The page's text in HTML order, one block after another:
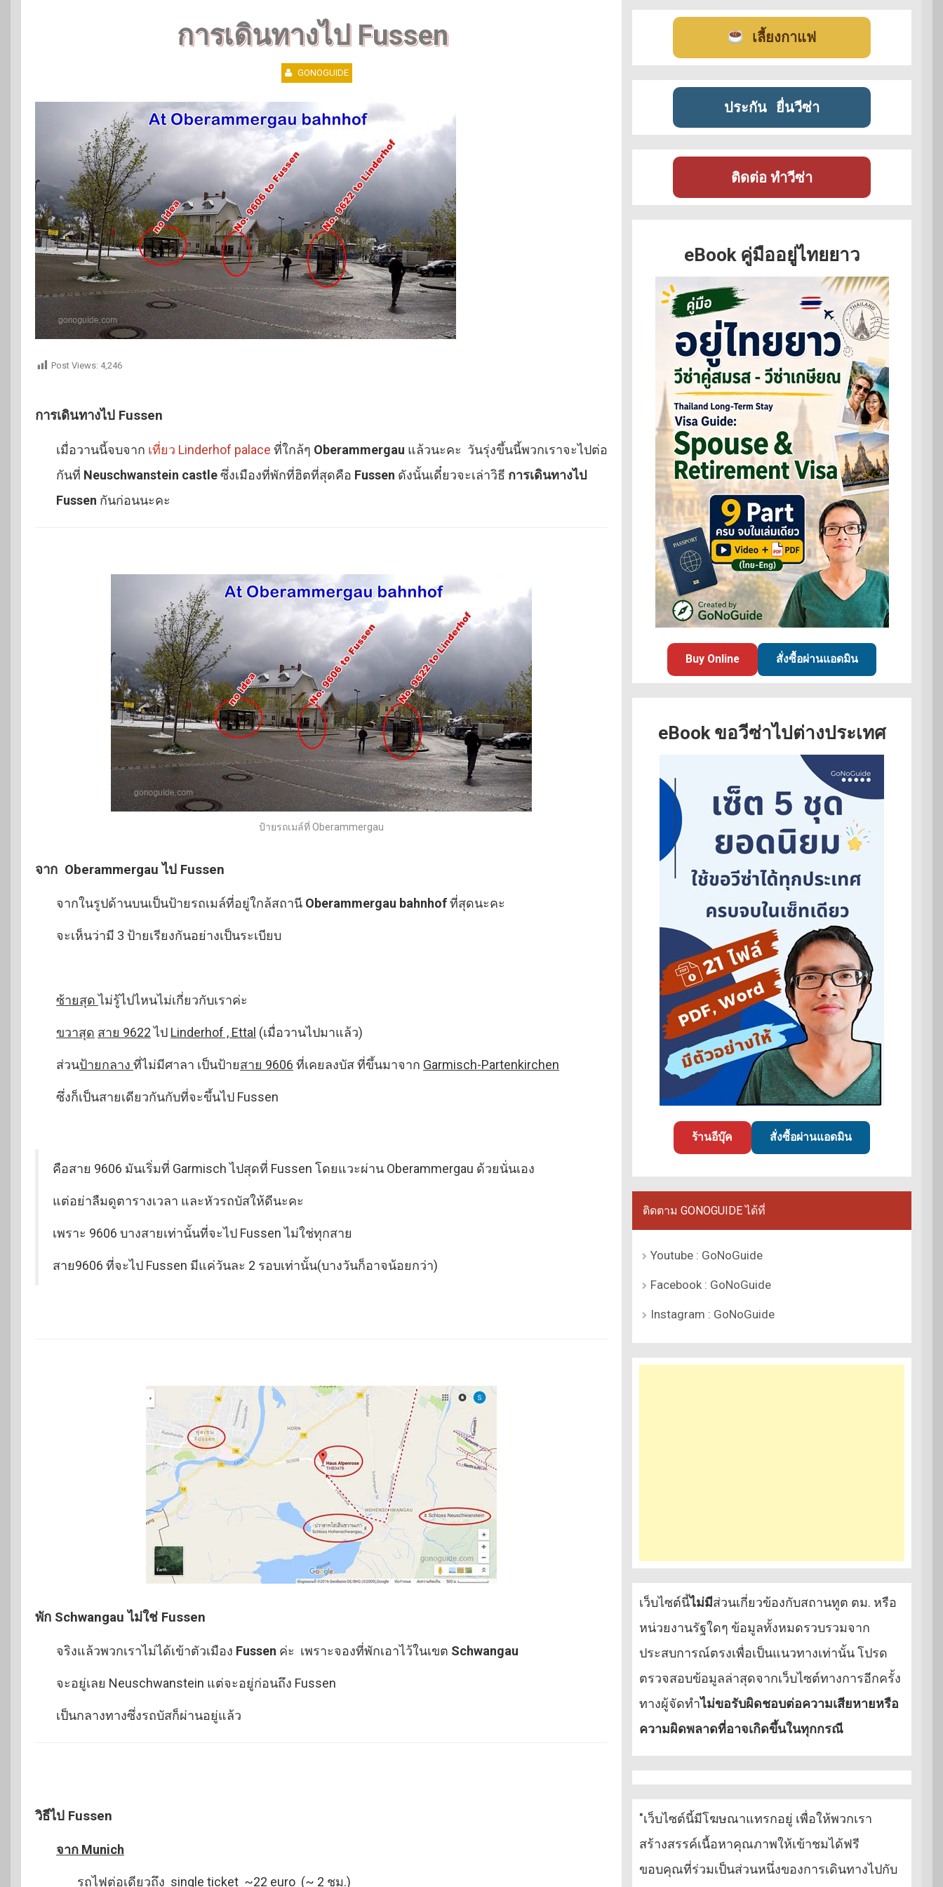
การเดินทางไป Fussen
GONOGUIDE
Post Views: 4,246
การเดินทางไป Fussen
เมื่อวานนี้จบจาก เที่ยว Linderhof palace ที่ใกล้ๆ Oberammergau แล้วนะคะ วันรุ่งขึ้นนี้พวกเราจะไปต่อ
กันที่ Neuschwanstein castleซึ่งเมืองที่พักที่ฮิตที่สุดคือ Fussen ดังนั้นเดี๋ยวจะเล่าวิธี การเดินทางไป
Fussen กันก่อนนะคะ
ป้ายรถเมล์ที่ Oberammergau
จาก Oberammergau ไป Fussen
จากในรูปด้านบนเป็นป้ายรถเมล์ที่อยู่ใกล้สถานี Oberammergau bahnhofที่สุดนะคะ
จะเห็นว่ามี 3 ป้ายเรียงกันอย่างเป็นระเบียบ
ซ้ายสุดไม่รู้ไปไหนไม่เกี่ยวกับเราค่ะ
ขวาสุด สาย 9622ไป Linderhof , Ettal (เมื่อวานไปมาแล้ว)
ส่วนป้ายกลาง ที่ไม่มีศาลา เป็นป้ายสาย 9606 ที่เคยลงบัส ที่ขึ้นมาจาก Garmisch-Partenkirchen
ซึ่งก็เป็นสายเดียวกันกับที่จะขึ้นไป Fussen
คือสาย 9606 มันเริ่มที่ Garmisch ไปสุดที่ Fussen โดยแวะผ่าน Oberammergau ด้วยนั่นเอง
แต่อย่าลืมดูตารางเวลา และหัวรถบัสให้ดีนะคะ
เพราะ 9606 บางสายเท่านั้นที่จะไป Fussen ไม่ใช่ทุกสาย
สาย9606 ที่จะไป Fussen มีแค่วันละ 2 รอบเท่านั้น(บางวันก็อาจน้อยกว่า)
พัก Schwangau ไม่ใช่ Fussen
จริงแล้วพวกเราไม่ได้เข้าตัวเมือง Fussen ค่ะ เพราะจองที่พักเอาไว้ในเขต Schwangau
จะอยู่เลย Neuschwanstein แต่จะอยู่ก่อนถึง Fussen
เป็นกลางทางซึ่งรถบัสก็ผ่านอยู่แล้ว
วิธีไป Fussen
จาก Munich
รถไฟต่อเดียวถึง single ticket ~22 euro (~ 2 ชม.)
เลี้ยงกาแฟ
ประกัน ยื่นวีซ่า
ติดต่อ ทำวีซ่า
eBook คู่มืออยู่ไทยยาว
Buy Online สั่งซื้อผ่านแอดมิน
eBook ขอวีซ่าไปต่างประเทศ
ร้านอีบุ๊ค สั่งซื้อผ่านแอดมิน
ติดตาม GONOGUIDE ได้ที่
Youtube : GoNoGuide
Facebook : GoNoGuide
Instagram : GoNoGuide
เว็บไซต์นี้ไม่มีส่วนเกี่ยวข้องกับสถานทูต ตม. หรือ
หน่วยงานรัฐใดๆ ข้อมูลทั้งหมดรวบรวมจาก
ประสบการณ์ตรงเพื่อเป็นแนวทางเท่านั้น โปรด
ตรวจสอบข้อมูลล่าสุดจากเว็บไซต์ทางการอีกครั้ง
ทางผู้จัดทำไม่ขอรับผิดชอบต่อความเสียหายหรือ
ความผิดพลาดที่อาจเกิดขึ้นในทุกกรณี
"เว็บไซต์นี้มีโฆษณาแทรกอยู่ เพื่อให้พวกเรา
สร้างสรรค์เนื้อหาคุณภาพให้เข้าชมได้ฟรี
ขอบคุณที่ร่วมเป็นส่วนหนึ่งของการเดินทางไปกับ